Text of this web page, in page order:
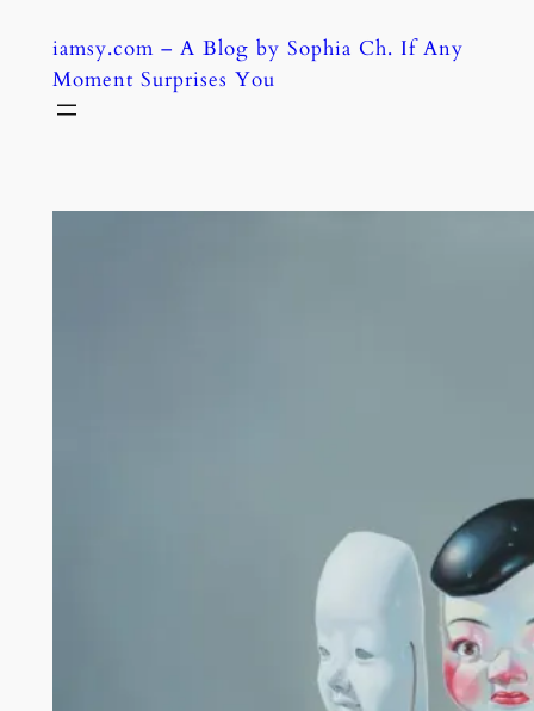
content
iamsy.com – A Blog by Sophia Ch. If Any
Moment Surprises You